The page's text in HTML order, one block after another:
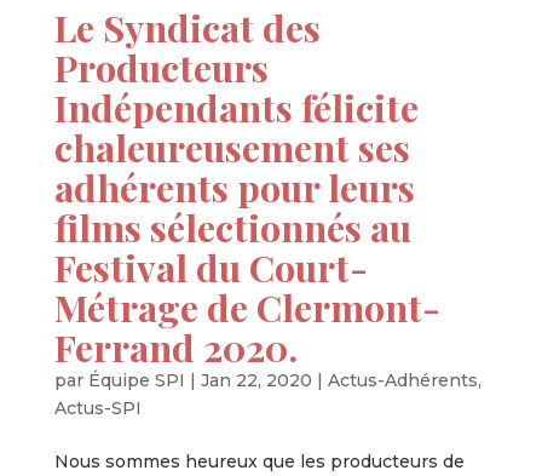
Le Syndicat des
Producteurs
Indépendants félicite
chaleureusement ses
adhérents pour leurs
films sélectionnés au
Festival du Court-
Métrage de Clermont-
Ferrand 2020.
par Équipe SPI | Jan 22, 2020 | Actus-Adhérents,
Actus-SPI
Nous sommes heureux que les producteurs de